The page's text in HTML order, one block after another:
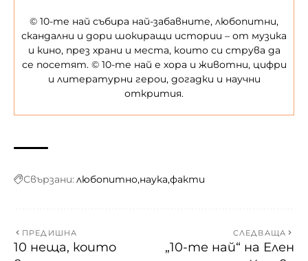
© 10-те най събира най-забавните, любопитни,
скандални и дори шокиращи истории – от музика
и кино, през храни и места, които си струва да
се посетят. © 10-те най е хора и животни, цифри
и литературни герои, догадки и научни
открития.
Свързани: любопитно наука факти
ПРЕДИШНА
10 неща, които
СЛЕДВАЩА
„10-те най“ на Елен